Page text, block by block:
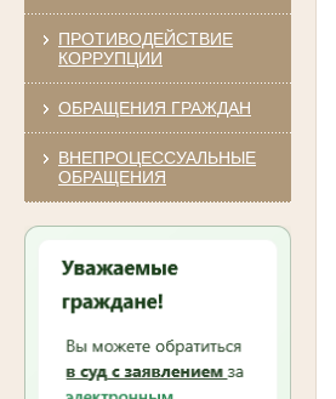
ПРОТИВОДЕЙСТВИЕ
КОРРУПЦИИ
ОБРАЩЕНИЯ ГРАЖДАН
ВНЕПРОЦЕССУАЛЬНЫЕ
ОБРАЩЕНИЯ